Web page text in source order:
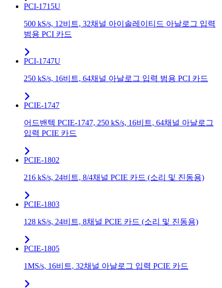
PCI-1715U
500 kS/s, 12비트, 32채널 아이솔레이티드 아날로그 입력
범용 PCI 카드
PCI-1747U
250 kS/s, 16비트, 64채널 아날로그 입력 범용 PCI 카드
PCIE-1747
어드밴텍 PCIE-1747, 250 kS/s, 16비트, 64채널 아날로그
입력 PCIE 카드
PCIE-1802
216 kS/s, 24비트, 8/4채널 PCIE 카드 (소리 및 진동용)
PCIE-1803
128 kS/s, 24비트, 8채널 PCIE 카드 (소리 및 진동용)
PCIE-1805
1MS/s, 16비트, 32채널 아날로그 입력 PCIE 카드